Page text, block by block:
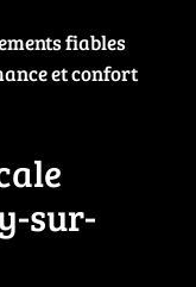
fiables
et confort
sur-